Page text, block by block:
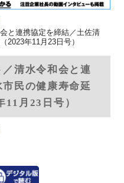
と連携協定を締結／土佐清
2023年11月23日号）
清水令和会と連
民の健康寿命延
月23日号）